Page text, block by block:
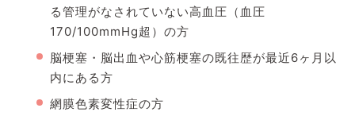
る管理がなされていない高血圧（血圧
170/100mmHg超）の方
脳梗塞・脳出血や心筋梗塞の既往歴が最近6ヶ月以
内にある方
網膜色素変性症の方